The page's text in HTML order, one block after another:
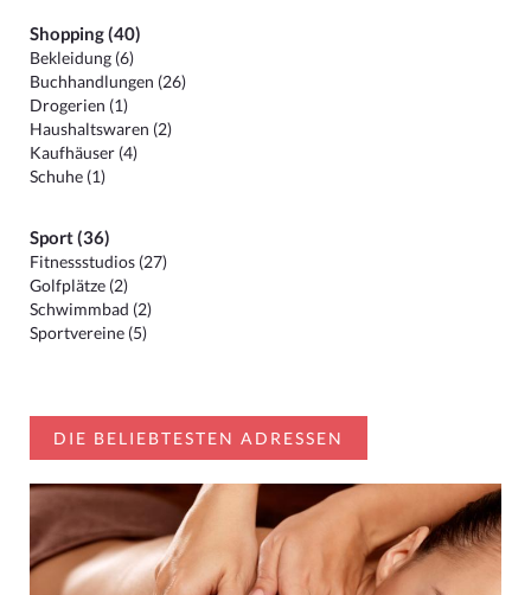
Shopping (40)
Bekleidung (6)
Buchhandlungen (26)
Drogerien (1)
Haushaltswaren (2)
Kaufhäuser (4)
Schuhe (1)
Sport (36)
Fitnessstudios (27)
Golfplätze (2)
Schwimmbad (2)
Sportvereine (5)
DIE BELIEBTESTEN ADRESSEN